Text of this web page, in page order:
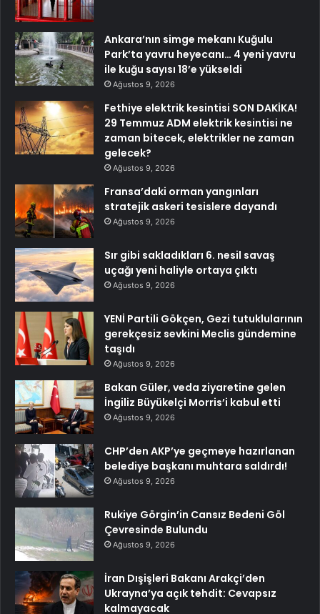
Ankara’nın simge mekanı Kuğulu
Park’ta yavru heyecanı… 4 yeni yavru
ile kuğu sayısı 18’e yükseldi
Ağustos 9, 2026
Fethiye elektrik kesintisi SON DAKİKA!
29 Temmuz ADM elektrik kesintisi ne
zaman bitecek, elektrikler ne zaman
gelecek?
Ağustos 9, 2026
Fransa’daki orman yangınları
stratejik askeri tesislere dayandı
Ağustos 9, 2026
Sır gibi sakladıkları 6. nesil savaş
uçağı yeni haliyle ortaya çıktı
Ağustos 9, 2026
YENİ Partili Gökçen, Gezi tutuklularının
gerekçesiz sevkini Meclis gündemine
taşıdı
Ağustos 9, 2026
Bakan Güler, veda ziyaretine gelen
İngiliz Büyükelçi Morris’i kabul etti
Ağustos 9, 2026
CHP’den AKP’ye geçmeye hazırlanan
belediye başkanı muhtara saldırdı!
Ağustos 9, 2026
Rukiye Görgin’in Cansız Bedeni Göl
Çevresinde Bulundu
Ağustos 9, 2026
İran Dışişleri Bakanı Arakçi’den
Ukrayna’ya açık tehdit: Cevapsız
kalmayacak